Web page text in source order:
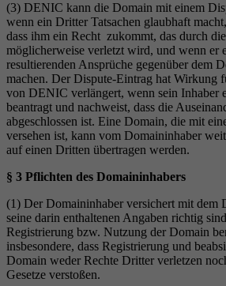
(3) DENIC kann die Domain mit einem
wenn ein Dritter Tatsachen glaubhaft
dass ihm ein Recht zukommt, das durch
möglicherweise verletzt wird, und wenn er
resultierenden Ansprüche gegenüber dem
machen. Der Dispute-Eintrag hat Wirkung
von DENIC verlängert, wenn sein Inhaber
beantragt und nachweist, dass die
abgeschlossen ist. Eine Domain, die mit
versehen ist, kann vom Domaininhaber
auf einen Dritten übertragen werden.
§ 3 Pflichten des Domaininhabers
(1) Der Domaininhaber versichert mit dem
seine darin enthaltenen Angaben richtig
Registrierung bzw. Nutzung der Domain
insbesondere, dass Registrierung und
Domain weder Rechte Dritter verletzen
Gesetze verstoßen.